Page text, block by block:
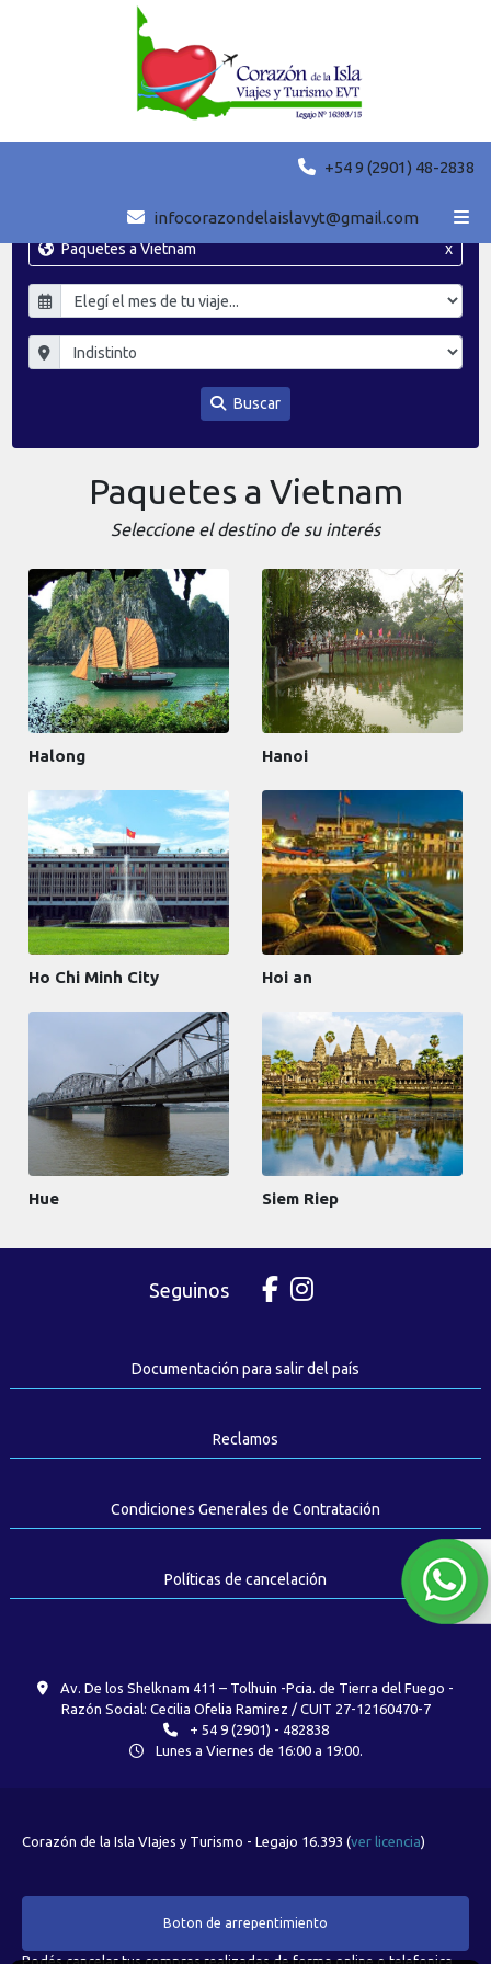
+54 9 (2901) 48-2838
infocorazondelaislavyt@gmail.com
Paquetes a Vietnam x
Buscar
Paquetes a Vietnam
Seleccione el destino de su interés
Halong Hanoi
Ho Chi Minh City Hoi an
Hue Siem Riep
Seguinos
Documentación para salir del país
Reclamos
Condiciones Generales de Contratación
Políticas de cancelación
Av. De los Shelknam 411 – Tolhuin -Pcia. de Tierra del Fuego -
Razón Social: Cecilia Ofelia Ramirez / CUIT 27-12160470-7
+ 54 9 (2901) - 482838
Lunes a Viernes de 16:00 a 19:00.
Corazón de la Isla VIajes y Turismo - Legajo 16.393 (ver licencia)
Boton de arrepentimiento
Podés cancelar tus compras realizadas de forma online o telefonica